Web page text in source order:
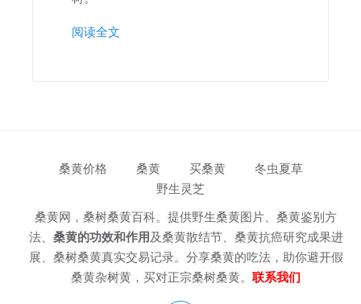
阅读全文
桑黄价格 桑黄 买桑黄
冬虫夏草
野生灵芝
桑黄网，桑树桑黄百科。提供野生桑黄图片、桑黄鉴别方
法、 桑黄的功效和作用及桑黄散结节、桑黄抗癌研究成果进
展、桑树桑黄真实交易记录。分享桑黄的吃法，助你避开假
桑黄杂树黄，买对正宗桑树桑黄。 联系我们